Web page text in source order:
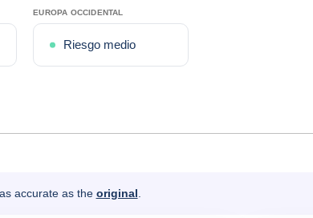
Mejora reciente
EUROPA OCCIDENTAL
Riesgo medio
accurate as the original